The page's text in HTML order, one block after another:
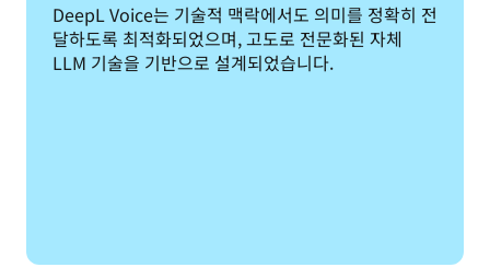
DeepL Voice는 기술적 맥락에서도 의미를 정확히 전
달하도록 최적화되었으며, 고도로 전문화된 자체
LLM 기술을 기반으로 설계되었습니다.